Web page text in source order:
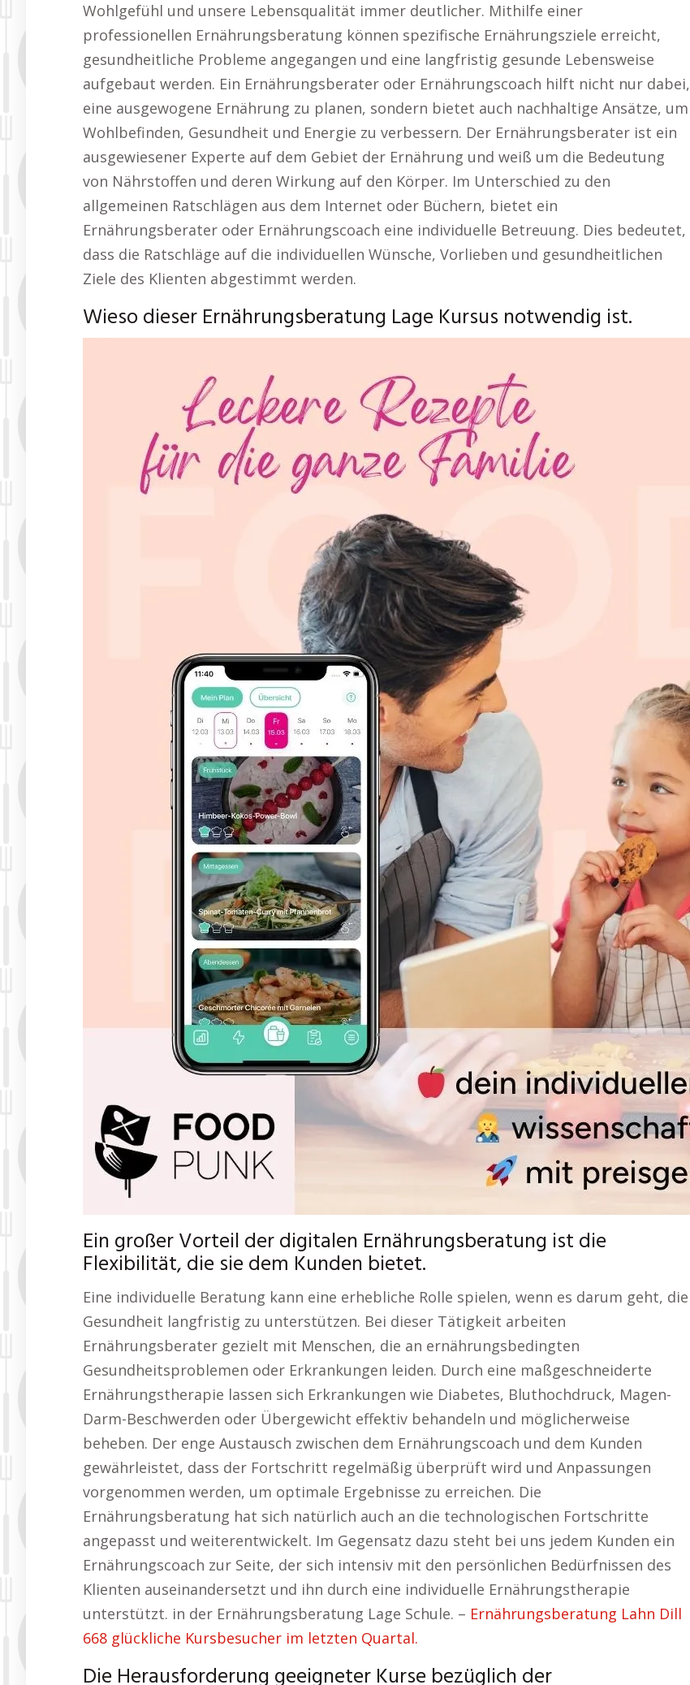
Wohlgefühl und unsere Lebensqualität immer deutlicher. Mithilfe einer
professionellen Ernährungsberatung können spezifische Ernährungsziele erreicht,
gesundheitliche Probleme angegangen und eine langfristig gesunde Lebensweise
aufgebaut werden. Ein Ernährungsberater oder Ernährungscoach hilft nicht nur dabei,
eine ausgewogene Ernährung zu planen, sondern bietet auch nachhaltige Ansätze, um
Wohlbefinden, Gesundheit und Energie zu verbessern. Der Ernährungsberater ist ein
ausgewiesener Experte auf dem Gebiet der Ernährung und weiß um die Bedeutung
von Nährstoffen und deren Wirkung auf den Körper. Im Unterschied zu den
allgemeinen Ratschlägen aus dem Internet oder Büchern, bietet ein
Ernährungsberater oder Ernährungscoach eine individuelle Betreuung. Dies bedeutet,
dass die Ratschläge auf die individuellen Wünsche, Vorlieben und gesundheitlichen
Ziele des Klienten abgestimmt werden.
Wieso dieser Ernährungsberatung Lage Kursus notwendig ist.
Ein großer Vorteil der digitalen Ernährungsberatung ist die
Flexibilität, die sie dem Kunden bietet.
Eine individuelle Beratung kann eine erhebliche Rolle spielen, wenn es darum geht, die
Gesundheit langfristig zu unterstützen. Bei dieser Tätigkeit arbeiten
Ernährungsberater gezielt mit Menschen, die an ernährungsbedingten
Gesundheitsproblemen oder Erkrankungen leiden. Durch eine maßgeschneiderte
Ernährungstherapie lassen sich Erkrankungen wie Diabetes, Bluthochdruck, Magen-
Darm-Beschwerden oder Übergewicht effektiv behandeln und möglicherweise
beheben. Der enge Austausch zwischen dem Ernährungscoach und dem Kunden
gewährleistet, dass der Fortschritt regelmäßig überprüft wird und Anpassungen
vorgenommen werden, um optimale Ergebnisse zu erreichen. Die
Ernährungsberatung hat sich natürlich auch an die technologischen Fortschritte
angepasst und weiterentwickelt. Im Gegensatz dazu steht bei uns jedem Kunden ein
Ernährungscoach zur Seite, der sich intensiv mit den persönlichen Bedürfnissen des
Klienten auseinandersetzt und ihn durch eine individuelle Ernährungstherapie
unterstützt. in der Ernährungsberatung Lage Schule. – Ernährungsberatung Lahn Dill
668 glückliche Kursbesucher im letzten Quartal.
Die Herausforderung geeigneter Kurse bezüglich der